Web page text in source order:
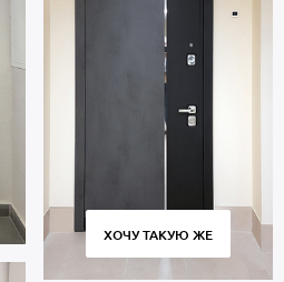
ХОЧУ ТАКУЮ ЖЕ